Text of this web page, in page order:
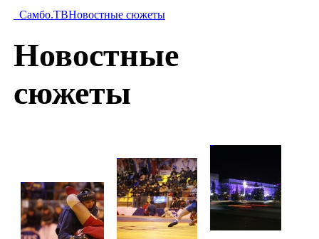
Самбо.ТВНовостные сюжеты
Новостные
сюжеты